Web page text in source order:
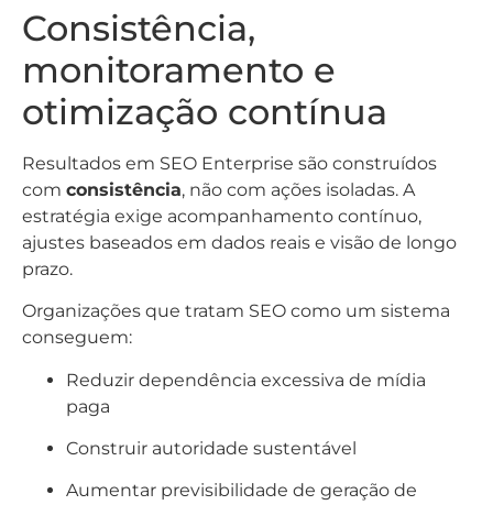
Consistência,
monitoramento e
otimização contínua
Resultados em SEO Enterprise são construídos
com consistência, não com ações isoladas. A
estratégia exige acompanhamento contínuo,
ajustes baseados em dados reais e visão de longo
prazo.
Organizações que tratam SEO como um sistema
conseguem:
Reduzir dependência excessiva de mídia
paga
Construir autoridade sustentável
Aumentar previsibilidade de geração de